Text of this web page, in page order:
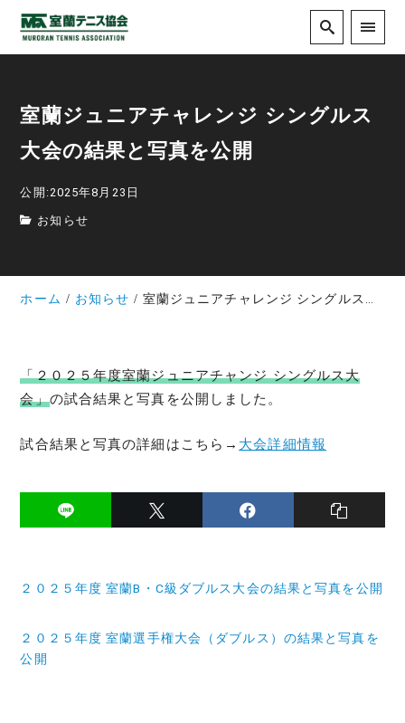
室蘭ジュニアチャレンジ シングルス
大会の結果と写真を公開
公開:2025年8月23日
お知らせ
ホーム お知らせ 室蘭ジュニアチャレンジ シングルス大会の結果と写真を公開
「２０２５年度室蘭ジュニアチャンジ シングルス大
会」の試合結果と写真を公開しました。
試合結果と写真の詳細はこちら→ 大会詳細情報
ナ
ビ
２０２５年度 室蘭B・C級ダブルス大会の結果と写真を公開
２０２５年度 室蘭選手権大会（ダブルス）の結果と写真を
公開